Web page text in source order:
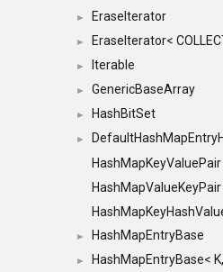
► EraseIterator
► EraseIterator<
► Iterable
► GenericBaseArray
► HashBitSet
►
HashMapKeyValuePair
HashMapValueKeyPair
► HashMapEntryBase
► HashMapEntryBase<